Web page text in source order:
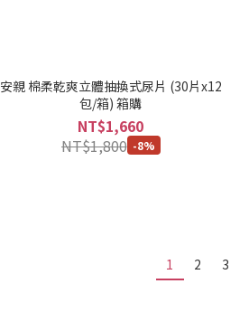
安親 棉柔乾爽立體抽換式尿片 (30片x12
包/箱) 箱購
NT$1,660
NT$1,800 -8%
1 2 3